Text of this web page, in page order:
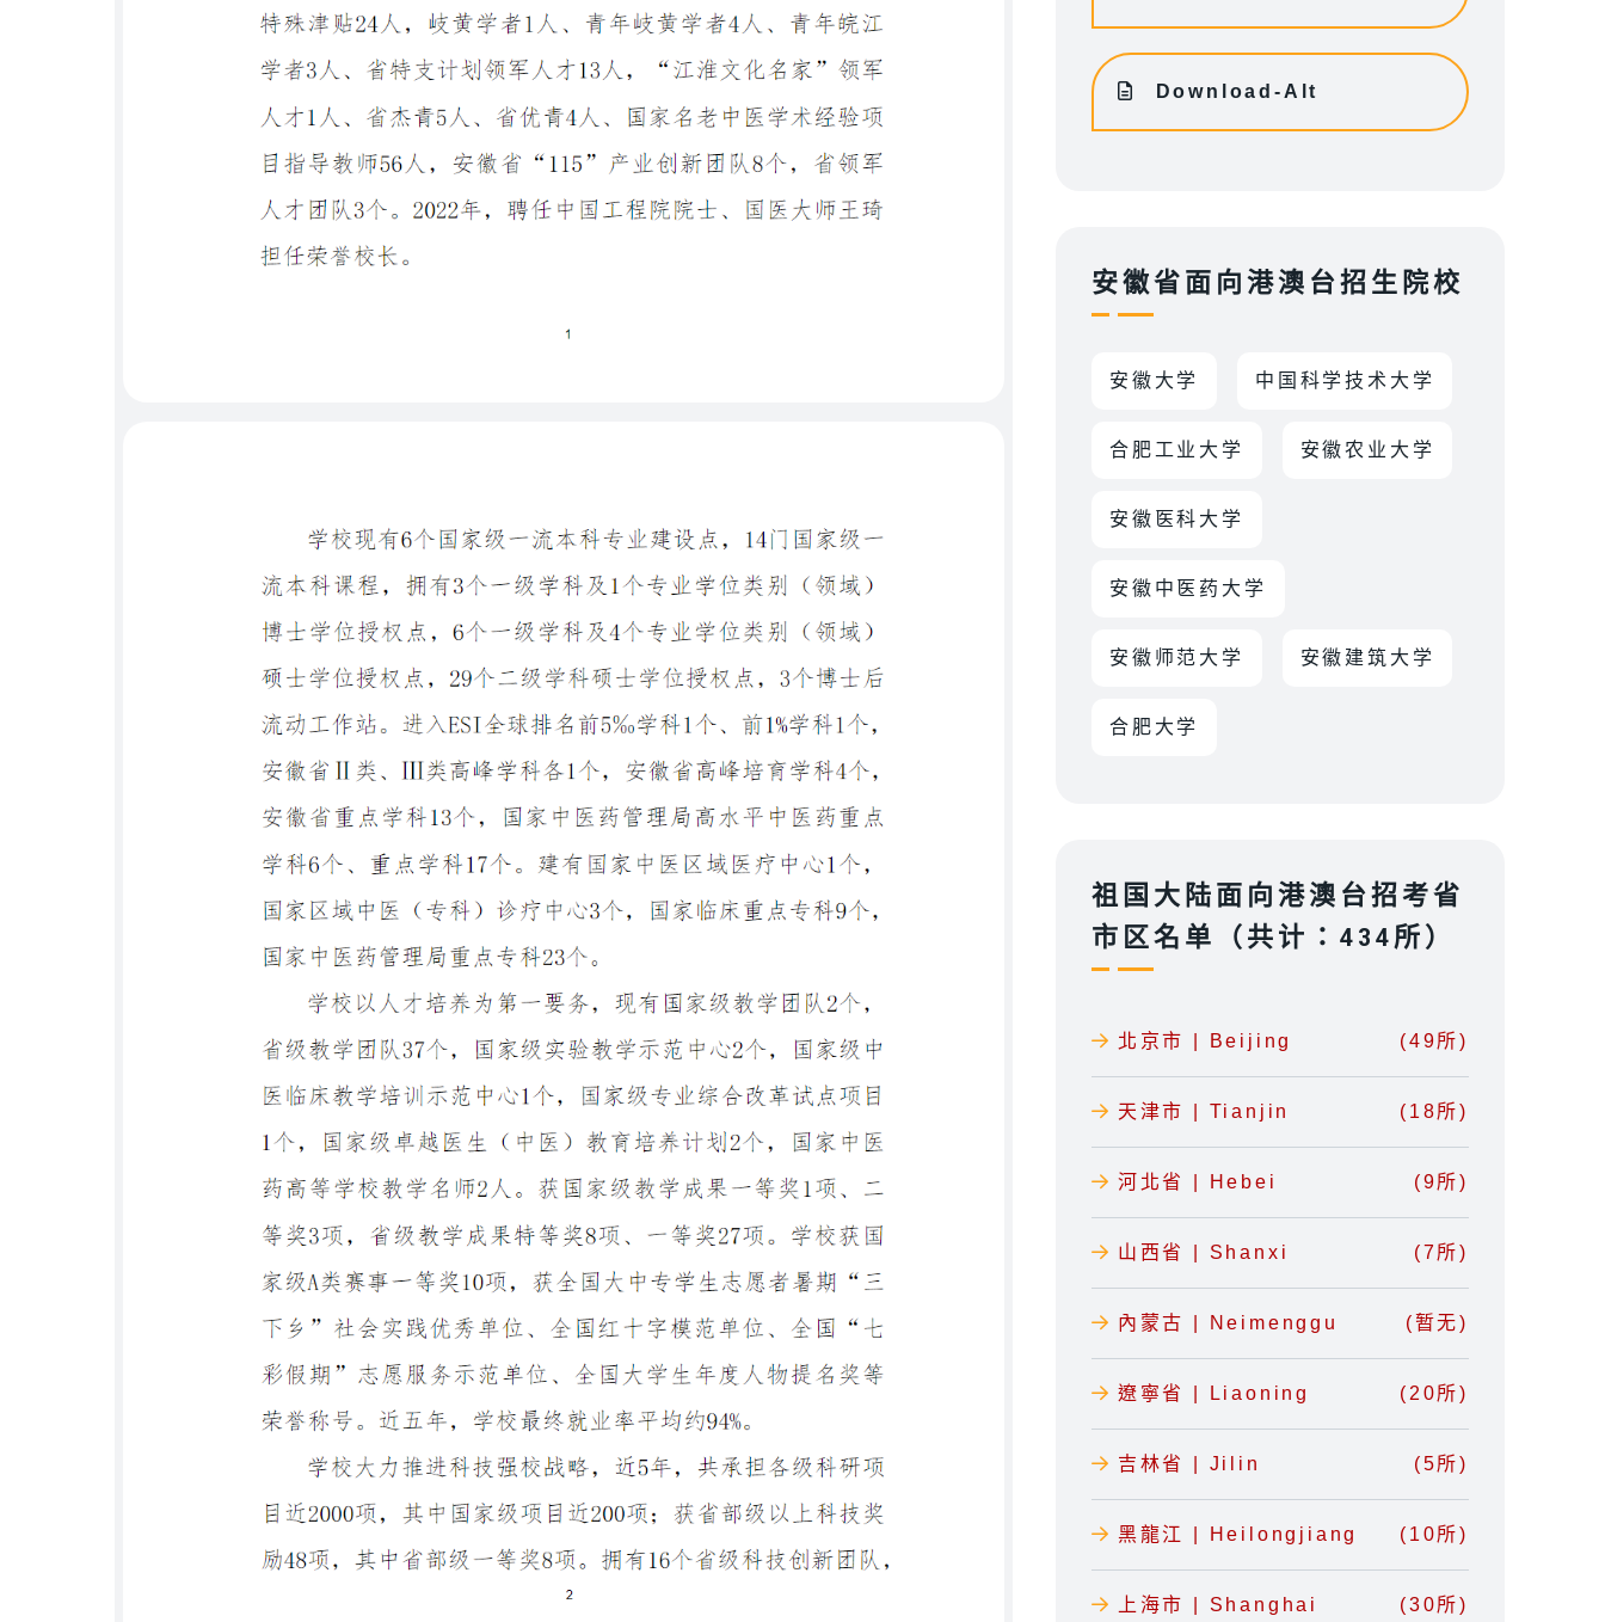
Download-Alt
安徽省面向港澳台招生院校
安徽大学 中国科学技术大学
合肥工业大学 安徽农业大学
安徽医科大学
安徽中医药大学
安徽师范大学 安徽建筑大学
合肥大学
祖国大陆面向港澳台招考省
市区名单（共计：434所）
北京市 | Beijing (49所)
天津市 | Tianjin (18所)
河北省 | Hebei (9所)
山西省 | Shanxi (7所)
內蒙古 | Neimenggu (暂无)
遼寧省 | Liaoning (20所)
吉林省 | Jilin (5所)
黑龍江 | Heilongjiang (10所)
上海市 | Shanghai (30所)